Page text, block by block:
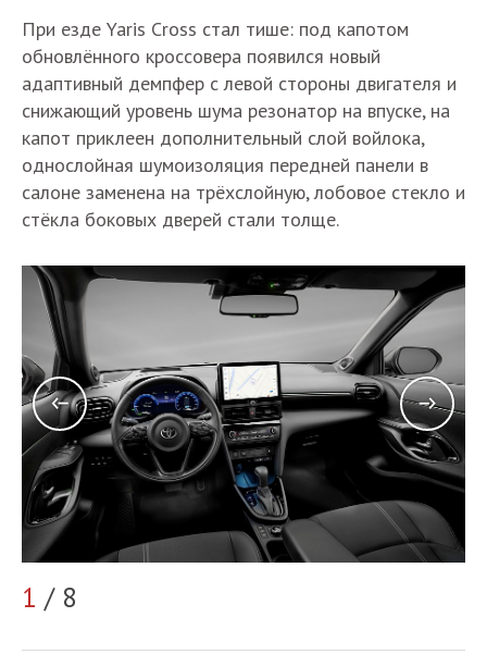
При езде Yaris Cross стал тише: под капотом
обновлённого кроссовера появился новый
адаптивный демпфер с левой стороны двигателя и
снижающий уровень шума резонатор на впуске, на
капот приклеен дополнительный слой войлока,
однослойная шумоизоляция передней панели в
салоне заменена на трёхслойную, лобовое стекло и
стёкла боковых дверей стали толще.
1 / 8